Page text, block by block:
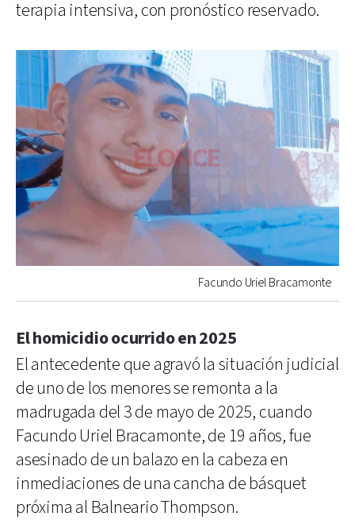
terapia intensiva, con pronóstico reservado.
Facundo Uriel Bracamonte
El homicidio ocurrido en 2025
El antecedente que agravó la situación judicial
de uno de los menores se remonta a la
madrugada del 3 de mayo de 2025, cuando
Facundo Uriel Bracamonte, de 19 años, fue
asesinado de un balazo en la cabeza en
inmediaciones de una cancha de básquet
próxima al Balneario Thompson.